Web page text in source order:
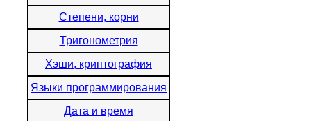
Степени, корни
Тригонометрия
Хэши, криптография
Языки программирования
Дата и время